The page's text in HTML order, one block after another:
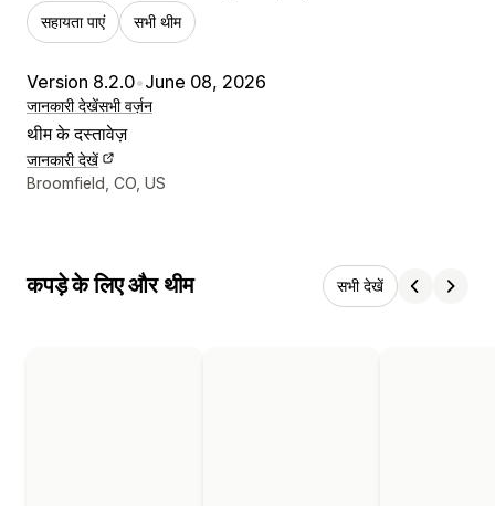
सहायता पाएं सभी थीम
Version 8.2.0•June 08, 2026
जानकारी देखेंसभी वर्ज़न
थीम के दस्तावेज़
जानकारी देखें
डिज़ाइनर के संपर्क की जानकारी
Broomfield, CO, US
कपड़े के लिए और थीम सभी देखें